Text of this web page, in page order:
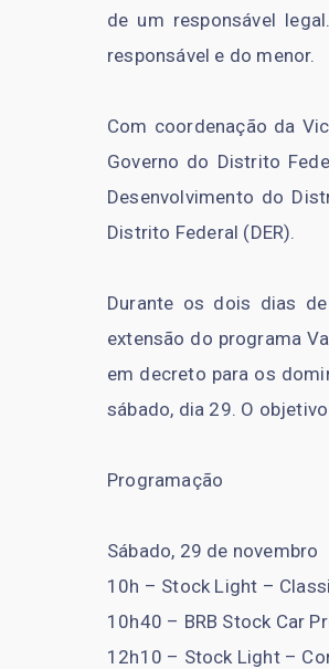
de um responsável
responsável e do menor.
Com coordenação da
Governo do Distrito
Desenvolvimento do
Distrito Federal (DER).
Durante os dois dias
extensão do programa
em decreto para os
sábado, dia 29. O
Programação
Sábado, 29 de novembro
10h – Stock Light –
10h40 – BRB Stock Car
12h10 – Stock Light –